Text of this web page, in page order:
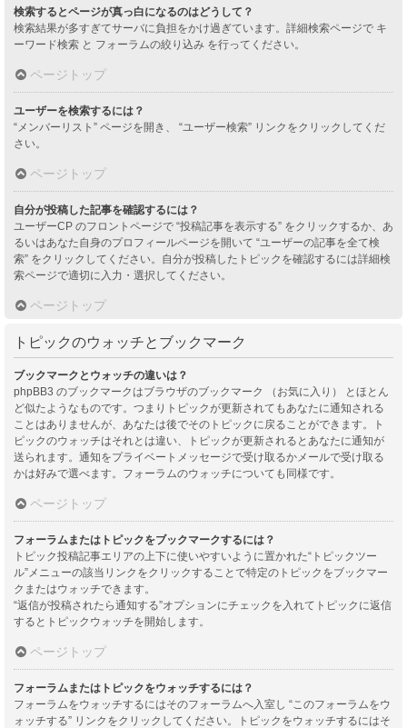
検索するとページが真っ白になるのはどうして？
検索結果が多すぎてサーバに負担をかけ過ぎています。詳細検索ページで キ
ーワード検索 と フォーラムの絞り込み を行ってください。
ページトップ
ユーザーを検索するには？
“メンバーリスト” ページを開き、 “ユーザー検索” リンクをクリックしてくだ
さい。
ページトップ
自分が投稿した記事を確認するには？
ユーザーCP のフロントページで “投稿記事を表示する” をクリックするか、あ
るいはあなた自身のプロフィールページを開いて “ユーザーの記事を全て検
索” をクリックしてください。自分が投稿したトピックを確認するには詳細検
索ページで適切に入力・選択してください。
ページトップ
トピックのウォッチとブックマーク
ブックマークとウォッチの違いは？
phpBB3 のブックマークはブラウザのブックマーク （お気に入り） とほとん
ど似たようなものです。つまりトピックが更新されてもあなたに通知される
ことはありませんが、あなたは後でそのトピックに戻ることができます。ト
ピックのウォッチはそれとは違い、トピックが更新されるとあなたに通知が
送られます。通知をプライベートメッセージで受け取るかメールで受け取る
かは好みで選べます。フォーラムのウォッチについても同様です。
ページトップ
フォーラムまたはトピックをブックマークするには？
トピック投稿記事エリアの上下に使いやすいように置かれた“トピックツー
ル”メニューの該当リンクをクリックすることで特定のトピックをブックマー
クまたはウォッチできます。
“返信が投稿されたら通知する”オプションにチェックを入れてトピックに返信
するとトピックウォッチを開始します。
ページトップ
フォーラムまたはトピックをウォッチするには？
フォーラムをウォッチするにはそのフォーラムへ入室し “このフォーラムをウ
ォッチする” リンクをクリックしてください。トピックをウォッチするにはそ